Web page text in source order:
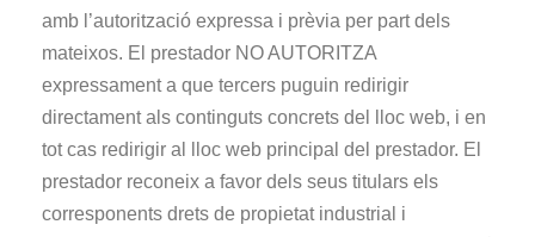
amb l’autorització expressa i prèvia per part dels
mateixos. El prestador NO AUTORITZA
expressament a que tercers puguin redirigir
directament als continguts concrets del lloc web, i en
tot cas redirigir al lloc web principal del prestador. El
prestador reconeix a favor dels seus titulars els
corresponents drets de propietat industrial i